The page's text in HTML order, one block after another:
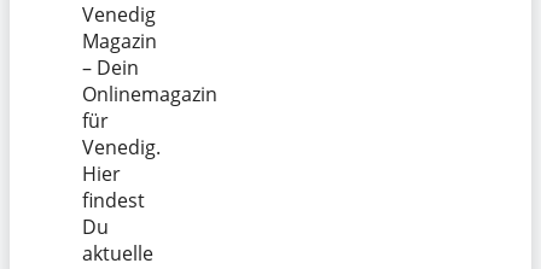
Venedig
Magazin
– Dein
Onlinemagazin
für
Venedig.
Hier
findest
Du
aktuelle